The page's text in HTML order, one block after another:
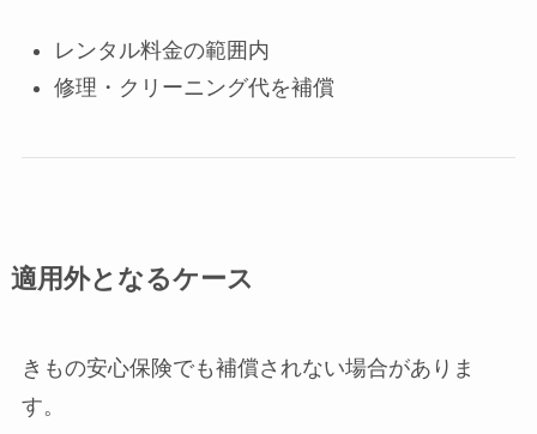
レンタル料金の範囲内
修理・クリーニング代を補償
適用外となるケース
きもの安心保険でも補償されない場合がありま
す。